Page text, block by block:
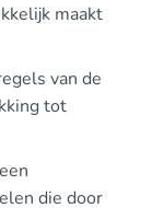
maakt
van de
tot
die door